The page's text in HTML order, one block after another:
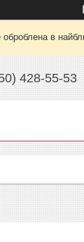
оброблена в
428-55-53